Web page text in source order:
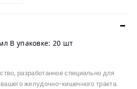
В упаковке: 20 шт
разработанное специально для
желудочно-кишечного тракта.